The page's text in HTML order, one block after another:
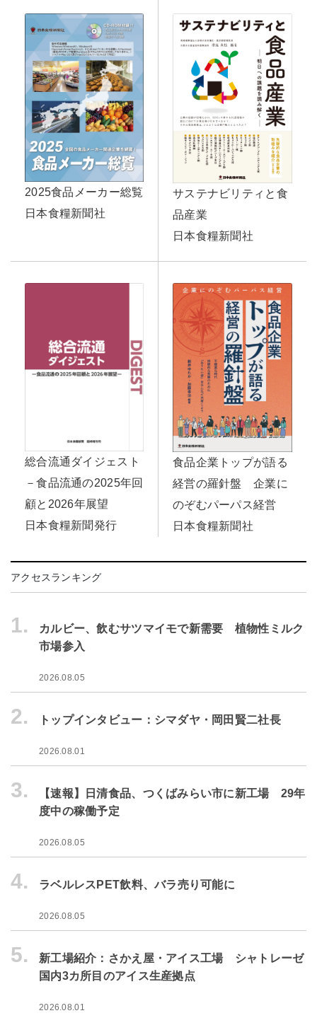
2025食品メーカー総覧
日本食糧新聞社
サステナビリティと食
品産業
日本食糧新聞社
総合流通ダイジェスト
－食品流通の2025年回
顧と2026年展望
日本食糧新聞発行
食品企業トップが語る
経営の羅針盤 企業に
のぞむパーパス経営
日本食糧新聞社
アクセスランキング
1.
カルビー、飲むサツマイモで新需要 植物性ミルク
市場参入
2026.08.05
2. トップインタビュー：シマダヤ・岡田賢二社長
2026.08.01
3.
【速報】日清食品、つくばみらい市に新工場 29年
度中の稼働予定
2026.08.05
4. ラベルレスPET飲料、バラ売り可能に
2026.08.05
5.
新工場紹介：さかえ屋・アイス工場 シャトレーゼ
国内3カ所目のアイス生産拠点
2026.08.01